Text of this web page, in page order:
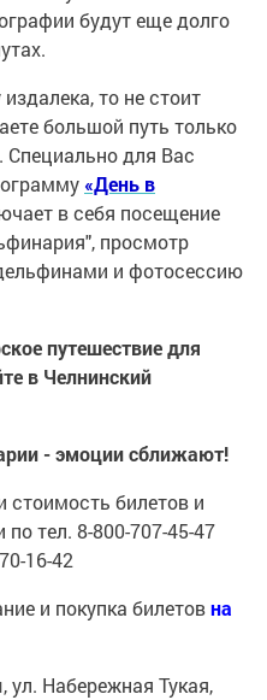
будут еще долго
то не стоит
большой путь только
Специально для Вас
«День в
в себя посещение
просмотр
и фотосессию
путешествие для
в Челнинский
- эмоции сближают!
стоимость билетов и
по тел. 8-800-707-45-47
16-42
и покупка билетовна
Набережная Тукая,